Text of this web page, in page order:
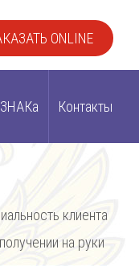
ONLINE
Контакты
клиента
на руки